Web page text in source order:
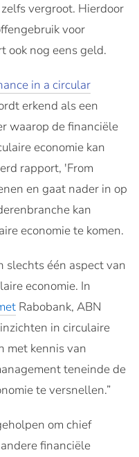
vergroot. Hierdoor
voor
ook nog eens geld.
in a circular
erkend als een
waarop de financiële
economie kan
rapport, 'From
en gaat nader in op
kan
economie te komen.
slechts één aspect van
economie. In
Rabobank, ABN
in circulaire
met kennis van
teneinde de
te versnellen.”
om chief
financiële